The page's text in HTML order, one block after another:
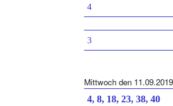
4
3
Mittwoch den 11.09.2019
4, 8, 18, 23, 38, 40